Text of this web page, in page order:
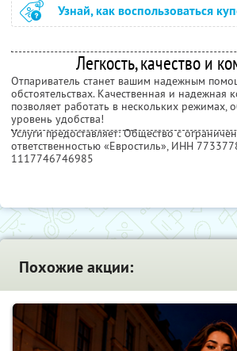
Узнай, как воспользоваться
Легкость, качество и
Отпариватель станет вашим надежным
обстоятельствах. Качественная и надежная
позволяет работать в нескольких режимах,
уровень удобства!
Услуги предоставляет: Общество с
ответственностью «Евростиль», ИНН
1117746746985
Похожие акции: